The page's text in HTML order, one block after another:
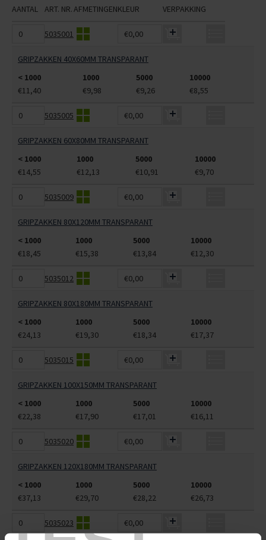
AANTAL ART. NR.AFMETINGENKLEUR VERPAKKING
5035001 €0,00
GRIPZAKKEN 40X60MM TRANSPARANT
< 1000
1000 5000
10000
€11,40
€9,98 €9,26 €8,55
5035005 €0,00
GRIPZAKKEN 60X80MM TRANSPARANT
< 1000
1000 5000
10000
€14,55
€12,13 €10,91 €9,70
5035009 €0,00
GRIPZAKKEN 80X120MM TRANSPARANT
< 1000
1000 5000
10000
€18,45
€15,38 €13,84 €12,30
5035012 €0,00
GRIPZAKKEN 80X180MM TRANSPARANT
< 1000
1000 5000
10000
€24,13
€19,30 €18,34 €17,37
5035015 €0,00
GRIPZAKKEN 100X150MM TRANSPARANT
< 1000
1000 5000
10000
€22,38
€17,90 €17,01 €16,11
5035020 €0,00
GRIPZAKKEN 120X180MM TRANSPARANT
< 1000
1000 5000
10000
€37,13
€29,70 €28,22 €26,73
5035023 €0,00